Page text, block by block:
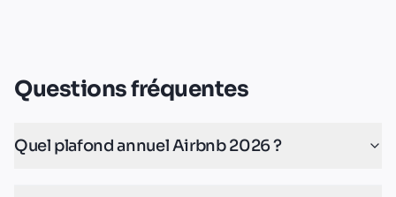
Questions fréquentes
Quel plafond annuel Airbnb 2026 ?